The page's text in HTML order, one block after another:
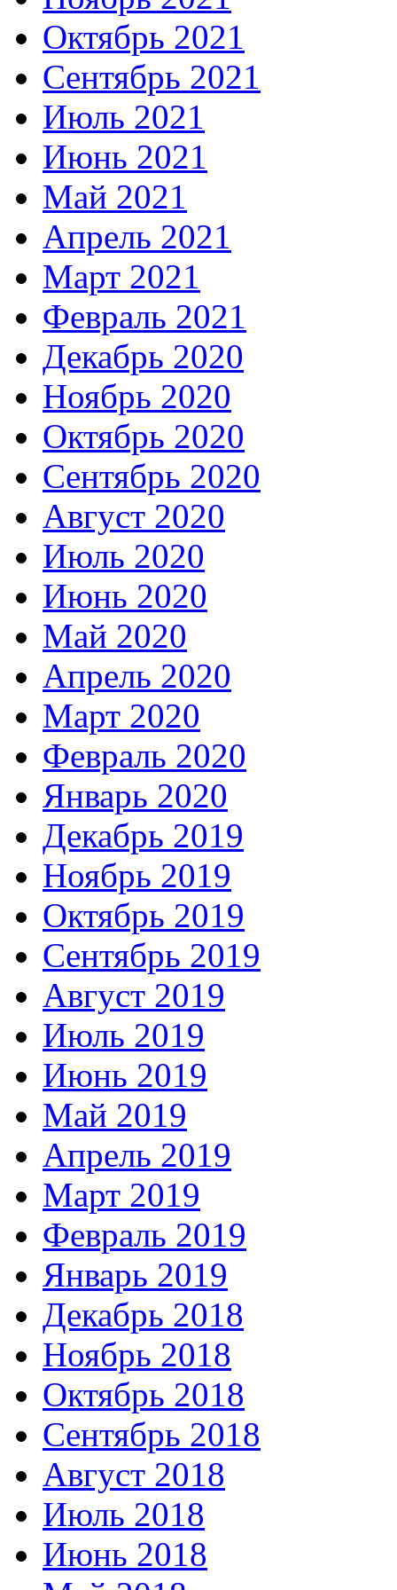
Октябрь 2021
Сентябрь 2021
Июль 2021
Июнь 2021
Май 2021
Апрель 2021
Март 2021
Февраль 2021
Декабрь 2020
Ноябрь 2020
Октябрь 2020
Сентябрь 2020
Август 2020
Июль 2020
Июнь 2020
Май 2020
Апрель 2020
Март 2020
Февраль 2020
Январь 2020
Декабрь 2019
Ноябрь 2019
Октябрь 2019
Сентябрь 2019
Август 2019
Июль 2019
Июнь 2019
Май 2019
Апрель 2019
Март 2019
Февраль 2019
Январь 2019
Декабрь 2018
Ноябрь 2018
Октябрь 2018
Сентябрь 2018
Август 2018
Июль 2018
Июнь 2018